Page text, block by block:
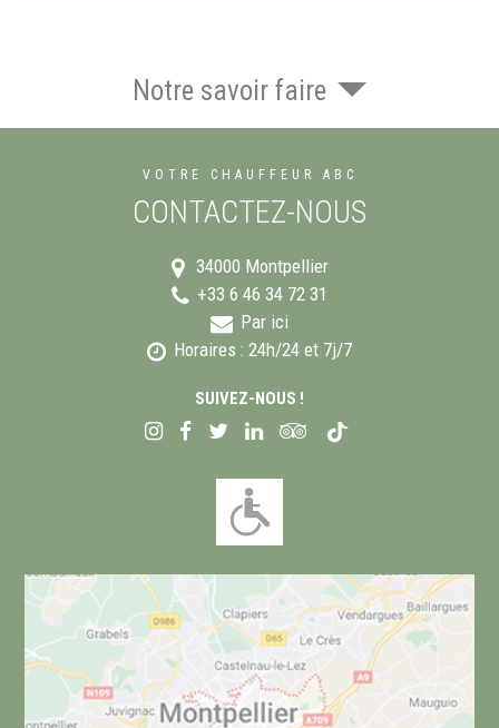
Notre savoir faire
VOTRE CHAUFFEUR ABC
CONTACTEZ-NOUS
34000 Montpellier
+33 6 46 34 72 31
Par ici
Horaires : 24h/24 et 7j/7
SUIVEZ-NOUS !